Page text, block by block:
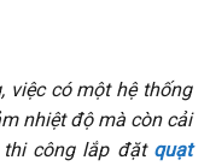
việc có một hệ thống
nhiệt độ mà còn cải
thi công lắp đặt quạt